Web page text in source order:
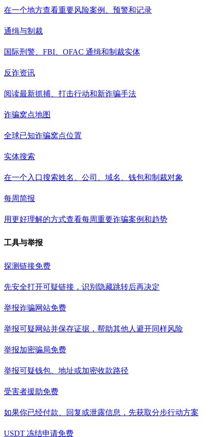
在一个地方查看重要风险案例、预警和记录
通缉与制裁
国际刑警、FBI、OFAC 通缉和制裁实体
反诈资讯
阅读最新抓捕、打击行动和新诈骗手法
诈骗窝点地图
全球已知诈骗窝点位置
实体搜索
在一个入口搜索姓名、公司、域名、钱包和制裁对象
每周简报
用更好理解的方式查看每周重要诈骗案例和趋势
工具与举报
探测链接免费
先安全打开可疑链接，识别隐藏跳转后再决定
举报诈骗网站免费
举报可疑网站并保存证据，帮助其他人避开同样风险
举报加密骗局免费
举报可疑钱包、地址或加密收款路径
受害者援助免费
如果你已经付款、回复或泄露信息，先获取分步行动方案
USDT 冻结申请免费